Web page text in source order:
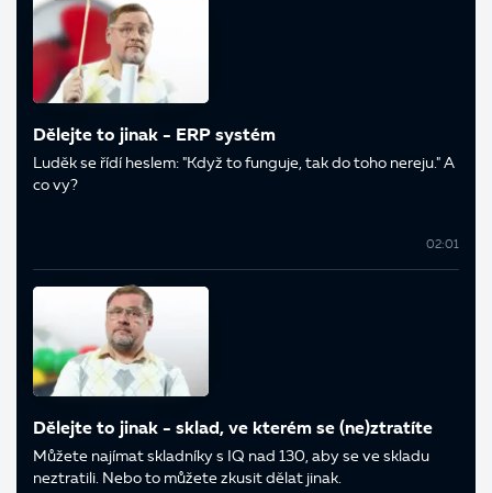
Dělejte to jinak - ERP systém
Luděk se řídí heslem: "Když to funguje, tak do toho nereju." A
co vy?
02:01
Dělejte to jinak - sklad, ve kterém se (ne)ztratíte
Můžete najímat skladníky s IQ nad 130, aby se ve skladu
neztratili. Nebo to můžete zkusit dělat jinak.